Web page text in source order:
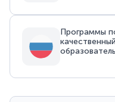
Программы